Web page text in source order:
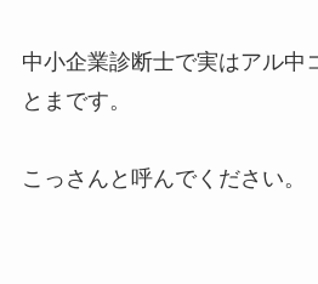
中小企業診断士で実はアル中
とまです。
こっさんと呼んでください。